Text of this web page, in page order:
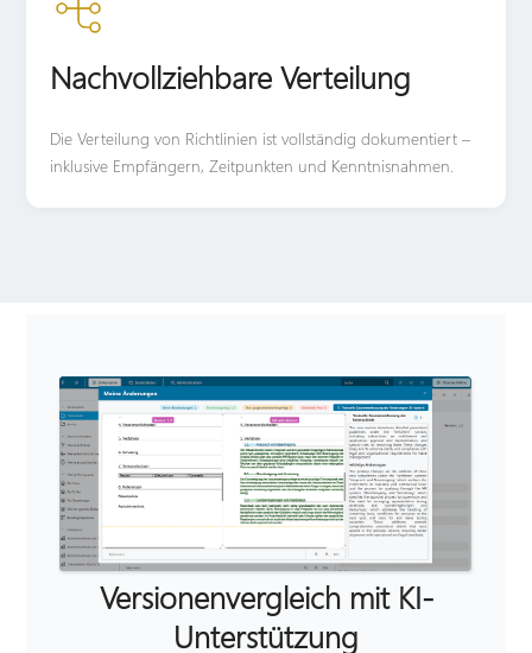
Nachvollziehbare Verteilung
Die Verteilung von Richtlinien ist vollständig dokumentiert –
inklusive Empfängern, Zeitpunkten und Kenntnisnahmen.
Versionenvergleich mit KI-
Unterstützung